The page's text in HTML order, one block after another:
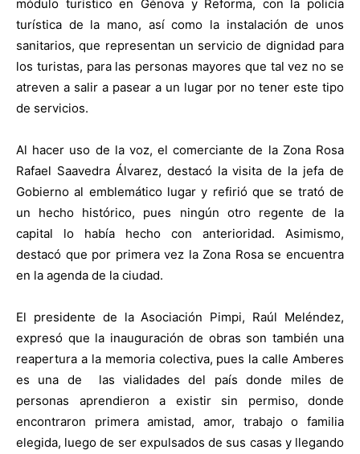
módulo turístico en Génova y Reforma, con la policía
turística de la mano, así como la instalación de unos
sanitarios, que representan un servicio de dignidad para
los turistas, para las personas mayores que tal vez no se
atreven a salir a pasear a un lugar por no tener este tipo
de servicios.
Al hacer uso de la voz, el comerciante de la Zona Rosa
Rafael Saavedra Álvarez, destacó la visita de la jefa de
Gobierno al emblemático lugar y refirió que se trató de
un hecho histórico, pues ningún otro regente de la
capital lo había hecho con anterioridad. Asimismo,
destacó que por primera vez la Zona Rosa se encuentra
en la agenda de la ciudad.
El presidente de la Asociación Pimpi, Raúl Meléndez,
expresó que la inauguración de obras son también una
reapertura a la memoria colectiva, pues la calle Amberes
es una de las vialidades del país donde miles de
personas aprendieron a existir sin permiso, donde
encontraron primera amistad, amor, trabajo o familia
elegida, luego de ser expulsados de sus casas y llegando